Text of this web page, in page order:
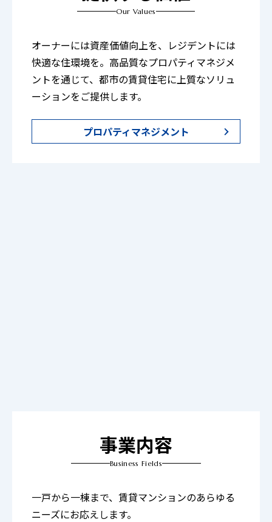
Our Values
オーナーには資産価値向上を、レジデントには
快適な住環境を。高品質なプロパティマネジメ
ントを通じて、都市の賃貸住宅に上質なソリュ
ーションをご提供します。
プロパティマネジメント
事業内容
Business Fields
一戸から一棟まで、賃貸マンションのあらゆる
ニーズにお応えします。